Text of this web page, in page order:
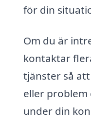
för din
Om du är
kontaktar
tjänster så
eller problem
under din